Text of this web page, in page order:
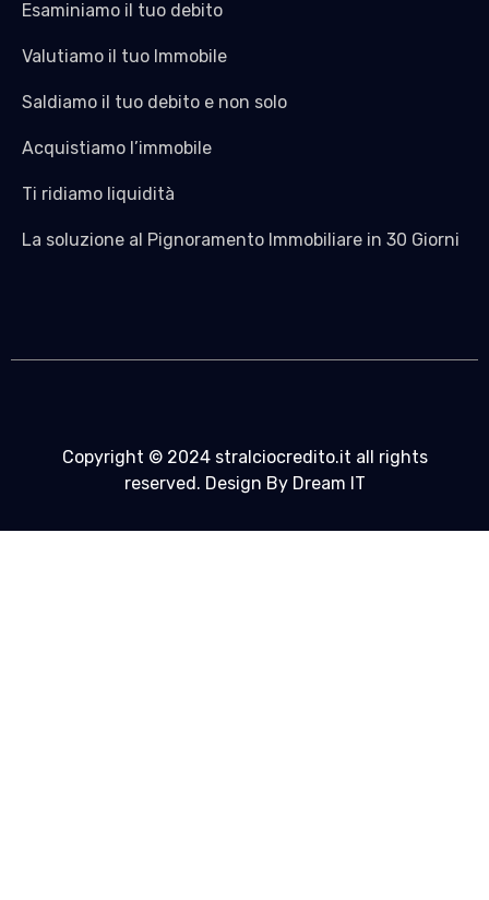
Esaminiamo il tuo debito
Valutiamo il tuo Immobile
Saldiamo il tuo debito e non solo
Acquistiamo l’immobile
Ti ridiamo liquidità
La soluzione al Pignoramento Immobiliare in 30 Giorni
Copyright © 2024 stralciocredito.it all rights
reserved. Design By Dream IT